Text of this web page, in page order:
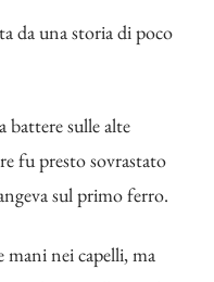
da una storia di poco
battere sulle alte
fu presto sovrastato
sul primo ferro.
nei capelli, ma